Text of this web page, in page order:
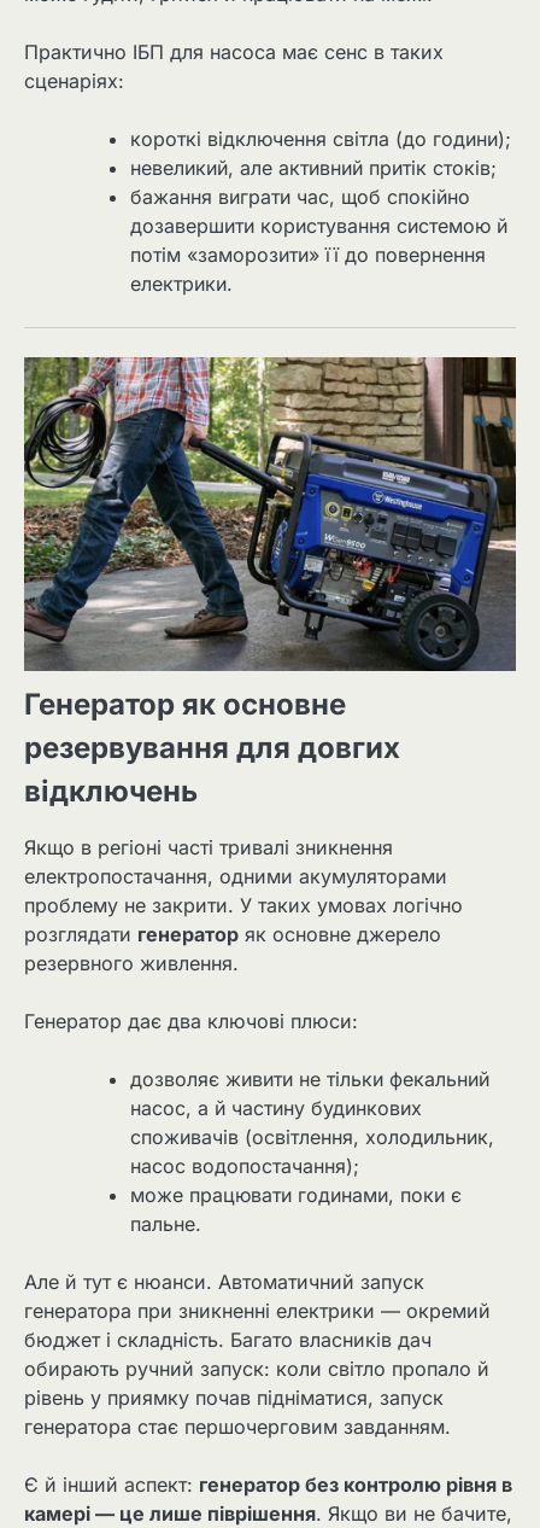
Практично ІБП для насоса має сенс в таких
сценаріях:
короткі відключення світла (до години);
невеликий, але активний притік стоків;
бажання виграти час, щоб спокійно
дозавершити користування системою й
потім «заморозити» її до повернення
електрики.
Генератор як основне
резервування для довгих
відключень
Якщо в регіоні часті тривалі зникнення
електропостачання, одними акумуляторами
проблему не закрити. У таких умовах логічно
розглядати генератор як основне джерело
резервного живлення.
Генератор дає два ключові плюси:
дозволяє живити не тільки фекальний
насос, а й частину будинкових
споживачів (освітлення, холодильник,
насос водопостачання);
може працювати годинами, поки є
пальне.
Але й тут є нюанси. Автоматичний запуск
генератора при зникненні електрики — окремий
бюджет і складність. Багато власників дач
обирають ручний запуск: коли світло пропало й
рівень у приямку почав підніматися, запуск
генератора стає першочерговим завданням.
Є й інший аспект: генератор без контролю рівня в
камері — це лише піврішення. Якщо ви не бачите,